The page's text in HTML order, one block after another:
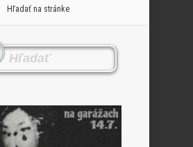
Hľadať na stránke